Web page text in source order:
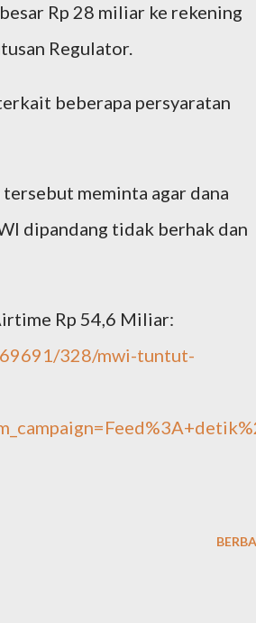
Rp 28 miliar ke rekening
Regulator.
beberapa persyaratan
meminta agar dana
dipandang tidak berhak dan
Rp 54,6 Miliar:
328/mwi-tuntut-